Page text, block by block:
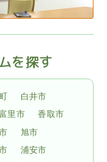
を探す
白井市
里市
香取市
旭市
浦安市